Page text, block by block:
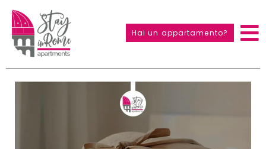
Hai un appartamento?